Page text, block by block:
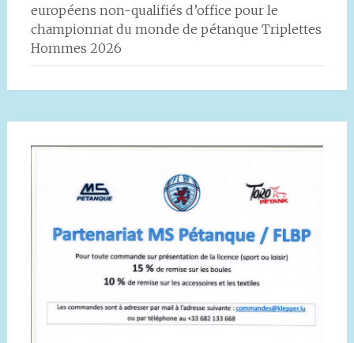
européens non-qualifiés d’office pour le
championnat du monde de pétanque Triplettes
Hommes 2026